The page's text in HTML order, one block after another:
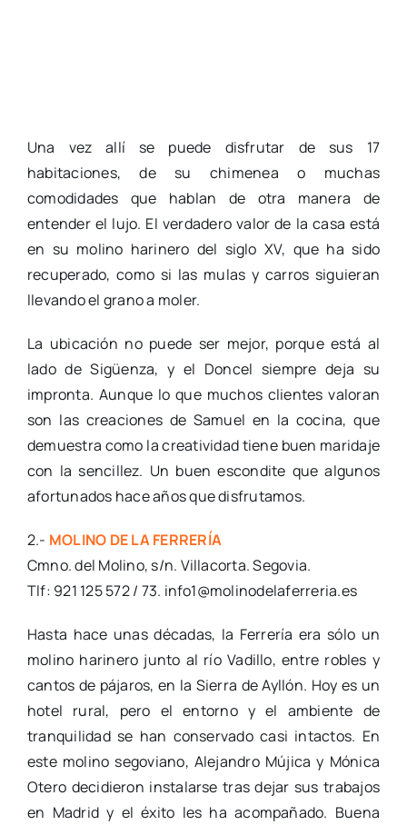
Una vez allí se puede disfrutar de sus 17
habitaciones, de su chimenea o muchas
comodidades que hablan de otra manera de
entender el lujo. El verdadero valor de la casa está
en su molino harinero del siglo XV, que ha sido
recuperado, como si las mulas y carros siguieran
llevando el grano a moler.
La ubicación no puede ser mejor, porque está al
lado de Sigüenza, y el Doncel siempre deja su
impronta. Aunque lo que muchos clientes valoran
son las creaciones de Samuel en la cocina, que
demuestra como la creatividad tiene buen maridaje
con la sencillez. Un buen escondite que algunos
afortunados hace años que disfrutamos.
2.- MOLINO DE LA FERRERÍA
Cmno. del Molino, s/n. Villacorta. Segovia.
Tlf: 921 125 572 / 73. info1@molinodelaferreria.es
Hasta hace unas décadas, la Ferrería era sólo un
molino harinero junto al río Vadillo, entre robles y
cantos de pájaros, en la Sierra de Ayllón. Hoy es un
hotel rural, pero el entorno y el ambiente de
tranquilidad se han conservado casi intactos. En
este molino segoviano, Alejandro Mújica y Mónica
Otero decidieron instalarse tras dejar sus trabajos
en Madrid y el éxito les ha acompañado. Buena